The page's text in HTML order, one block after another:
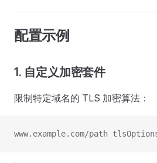
配置示例
1. 自定义加密套件
限制特定域名的 TLS 加密算法：
www.example.com/path tlsOptions://